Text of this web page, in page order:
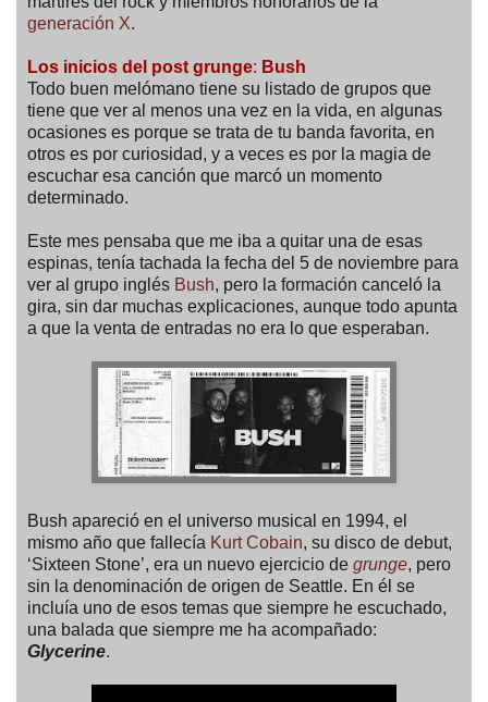
generación X.
Los inicios del post grunge: Bush
Todo buen melómano tiene su listado de grupos que
tiene que ver al menos una vez en la vida, en algunas
ocasiones es porque se trata de tu banda favorita, en
otros es por curiosidad, y a veces es por la magia de
escuchar esa canción que marcó un momento
determinado.
Este mes pensaba que me iba a quitar una de esas
espinas, tenía tachada la fecha del 5 de noviembre para
ver al grupo inglés Bush, pero la formación canceló la
gira, sin dar muchas explicaciones, aunque todo apunta
a que la venta de entradas no era lo que esperaban.
Bush apareció en el universo musical en 1994, el
mismo año que fallecía Kurt Cobain, su disco de debut,
‘Sixteen Stone’, era un nuevo ejercicio de grunge, pero
sin la denominación de origen de Seattle. En él se
incluía uno de esos temas que siempre he escuchado,
una balada que siempre me ha acompañado:
Glycerine.